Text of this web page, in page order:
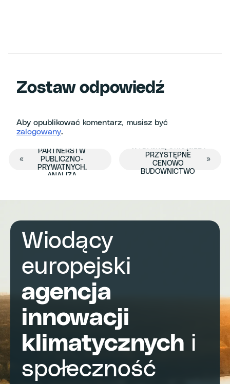
Zostaw odpowiedź
Aby opublikować komentarz, musisz być
zalogowany.
Wydarzenie
«
DEEP DIVE:
ODBLOKOWANIE
PARTNERSTW
PUBLICZNO-
PRYWATNYCH.
ANALIZA
WYDAJNE, OKRĄGŁE I
PRZYSTĘPNE
CENOWO
BUDOWNICTWO
»
Wiodący
europejski
agencja
innowacji
klimatycznych i
społeczność